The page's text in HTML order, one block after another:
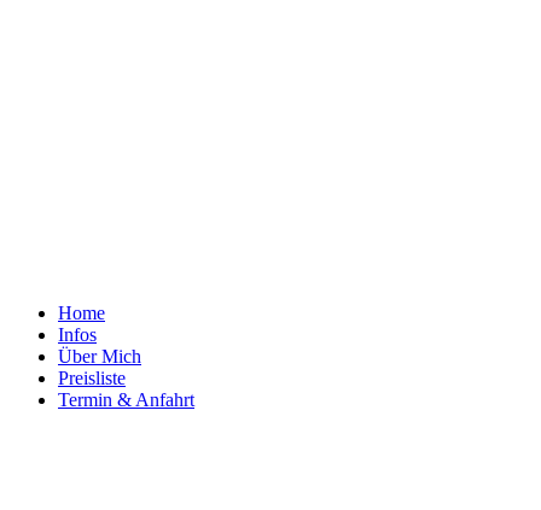
Home
Infos
Über Mich
Preisliste
Termin & Anfahrt